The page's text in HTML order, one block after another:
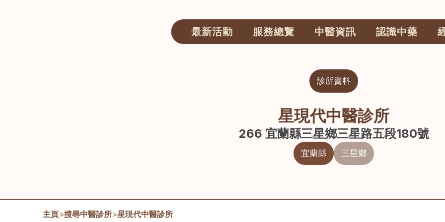
最新活動 服務總覽 中醫資訊 認識中藥
診所資料
星現代中醫診所
266 宜蘭縣三星鄉三星路五段180號
宜蘭縣 三星鄉
主頁>搜尋中醫診所>星現代中醫診所